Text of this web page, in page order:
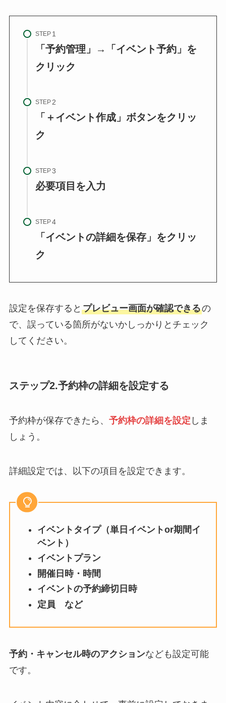
STEP
「予約管理」→「イベント予約」を
クリック
STEP
「＋イベント作成」ボタンをクリッ
ク
STEP
必要項目を入力
STEP
「イベントの詳細を保存」をクリッ
ク
設定を保存すると プレビュー画面が確認できるの
で、誤っている箇所がないかしっかりとチェック
してください。
ステップ2.予約枠の詳細を設定する
予約枠が保存できたら、 予約枠の詳細を設定 しま
しょう。
詳細設定では、以下の項目を設定できます。
イベントタイプ（単日イベントor期間イ
ベント）
イベントプラン
開催日時・時間
イベントの予約締切日時
定員 など
予約・キャンセル時のアクションなども設定可能
です。